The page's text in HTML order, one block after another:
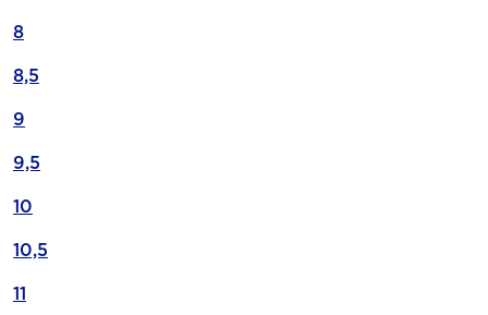
8
8,5
9
9,5
10
10,5
11